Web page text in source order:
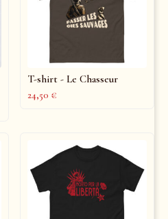
T-shirt - Le Chasseur
24,50 €